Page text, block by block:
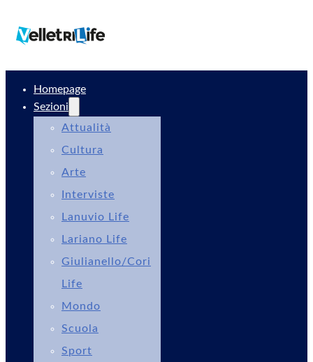
Homepage
Sezioni
Attualità
Cultura
Arte
Interviste
Lanuvio Life
Lariano Life
Giulianello/Cori
Life
Mondo
Scuola
Sport